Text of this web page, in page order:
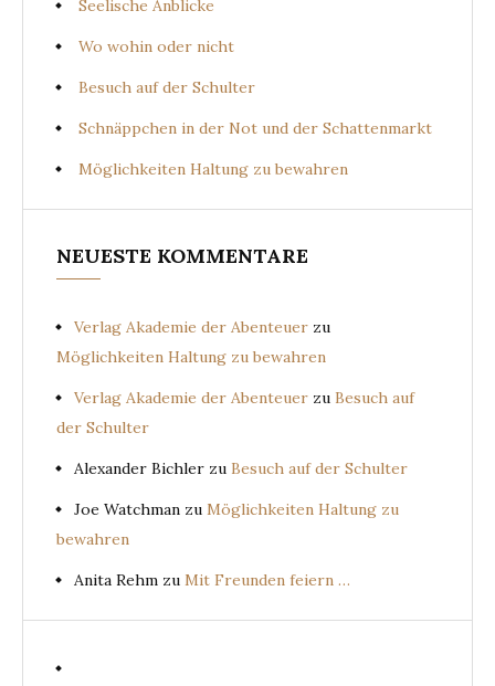
Seelische Anblicke
Wo wohin oder nicht
Besuch auf der Schulter
Schnäppchen in der Not und der Schattenmarkt
Möglichkeiten Haltung zu bewahren
NEUESTE KOMMENTARE
Verlag Akademie der Abenteuer zu
Möglichkeiten Haltung zu bewahren
Verlag Akademie der Abenteuer zu Besuch auf
der Schulter
Alexander Bichler zu Besuch auf der Schulter
Joe Watchman zu Möglichkeiten Haltung zu
bewahren
Anita Rehm zu Mit Freunden feiern …